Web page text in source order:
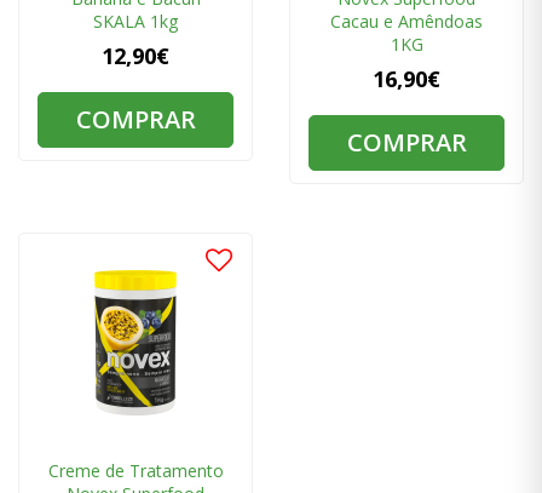
SKALA 1kg
12,90€
COMPRAR
Cacau e Amêndoas
1KG
16,90€
COMPRAR
Creme de Tratamento